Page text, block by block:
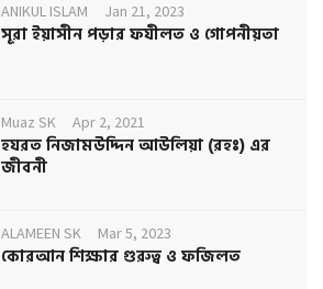
ANIKUL ISLAM Jan 21, 2023
সূরা ইয়াসীন পড়ার ফযীলত ও গোপনীয়তা
Muaz SK Apr 2, 2021
হযরত নিজামউদ্দিন আউলিয়া (রহঃ) এর
জীবনী
ALAMEEN SK Mar 5, 2023
কোরআন শিক্ষার গুরুত্ব ও ফজিলত